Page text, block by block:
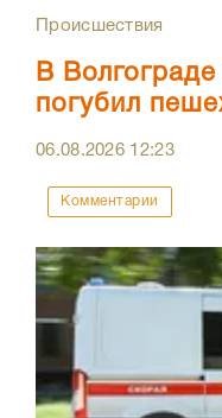
Происшествия
В
погубил
06.08.2026 12:23
Комментарии